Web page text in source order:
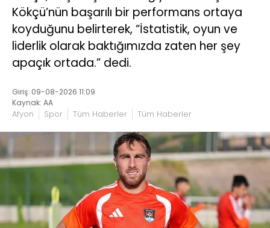
Kökçü’nün başarılı bir performans ortaya
koyduğunu belirterek, “İstatistik, oyun ve
liderlik olarak baktığımızda zaten her şey
apaçık ortada.” dedi.
Giriş: 09-08-2026 11:09
Kaynak: AA
Afyon Spor Tüm Haberler Tüm Haberler